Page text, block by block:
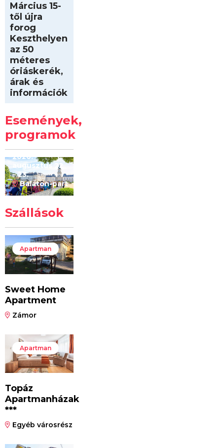
Március 15-
től újra
forog
Keszthelyen
az 50
méteres
óriáskerék,
árak és
információk
Események,
programok
Kilóméterek
2026
2026.
augusztus 22
– 23.
Balaton-part
Szállások
Apartman
Sweet Home
Apartment
Zámor
Apartman
Topáz
Apartmanházak
***
Egyéb városrész